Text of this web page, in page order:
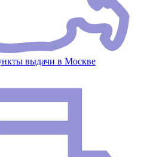
выдачи в Москве